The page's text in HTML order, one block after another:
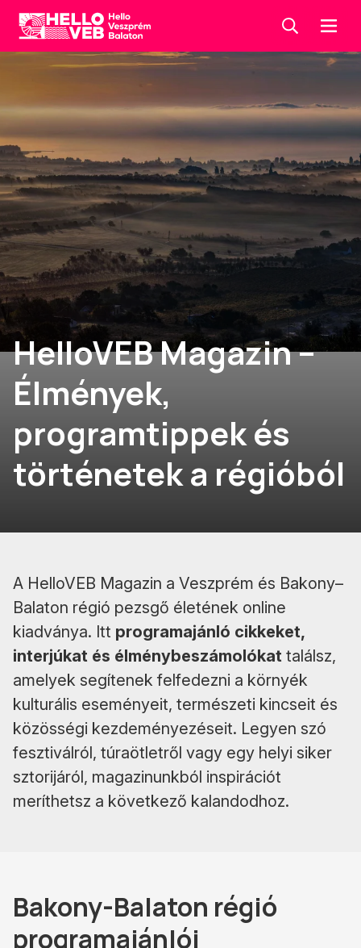
HelloVEB KeresésMenü
HelloVEB Magazin –
Élmények,
programtippek és
történetek a régióból
A HelloVEB Magazin a Veszprém és Bakony–
Balaton régió pezsgő életének online
kiadványa. Itt programajánló cikkeket,
interjúkat és élménybeszámolókat találsz,
amelyek segítenek felfedezni a környék
kulturális eseményeit, természeti kincseit és
közösségi kezdeményezéseit. Legyen szó
fesztiválról, túraötletről vagy egy helyi siker
sztorijáról, magazinunkból inspirációt
meríthetsz a következő kalandodhoz.
Bakony-Balaton régió
programajánlói